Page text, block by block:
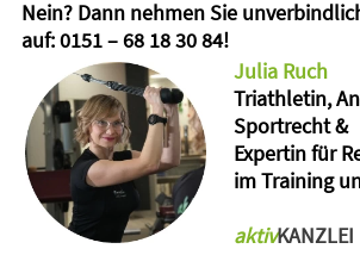
Nein? Dann nehmen Sie
auf: 0151 – 68 18 30 84!
Julia Ruch
Triathletin,
Sportrecht &
Expertin für
im Training
aktivKANZLEI